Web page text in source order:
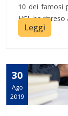
10 dei famosi
HCL ha ripreso
Leggi
30
Ago
2019